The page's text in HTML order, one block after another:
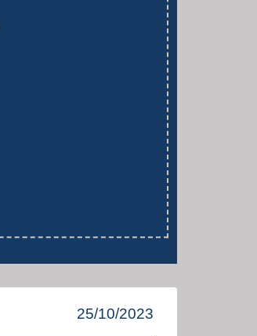
25/10/2023